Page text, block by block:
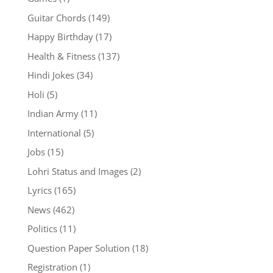
Guitar Chords(149)
Happy Birthday(17)
Health & Fitness(137)
Hindi Jokes(34)
Holi (5)
Indian Army(11)
International (5)
Jobs(15)
Lohri Status and Images(2)
Lyrics(165)
News(462)
Politics(11)
Question Paper Solution (18)
Registration (1)